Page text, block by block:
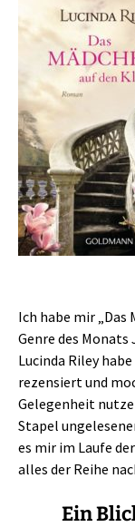
Ich habe mir „Das
Genre des
Lucinda Riley
rezensiert und
Gelegenheit
Stapel
es mir im Laufe
alles der Reihe
Ein